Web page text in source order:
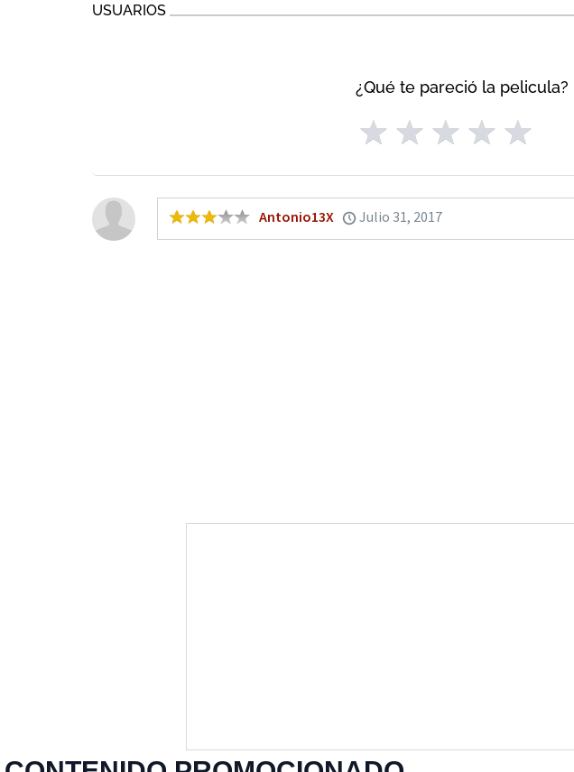
USUARIOS
¿Qué te pareció la pelicula?
Antonio13X Julio 31, 2017